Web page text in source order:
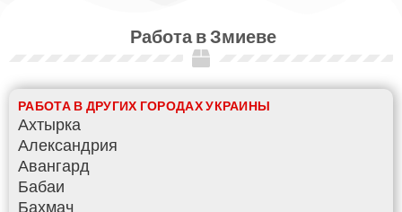
Работа в Змиеве
РАБОТА В ДРУГИХ ГОРОДАХ УКРАИНЫ
Ахтырка
Александрия
Авангард
Бабаи
Бахмач